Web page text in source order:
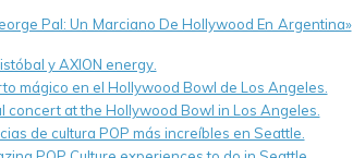
Pal: Un Marciano De Hollywood En Argentina»
y AXION energy.
mágico en el Hollywood Bowl de Los Angeles.
concert at the Hollywood Bowl in Los Angeles.
de cultura POP más increíbles en Seattle.